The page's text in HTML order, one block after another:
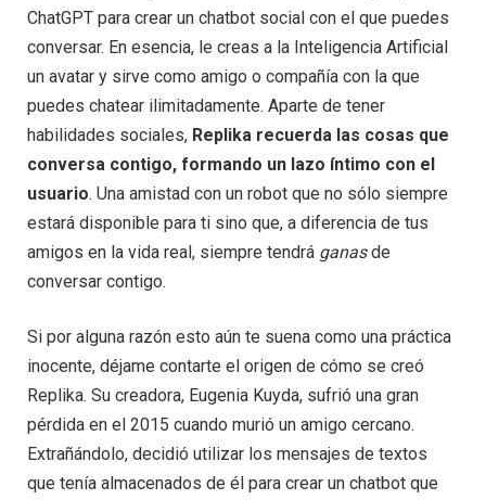
ChatGPT para crear un chatbot social con el que puedes
conversar. En esencia, le creas a la Inteligencia Artificial
un avatar y sirve como amigo o compañía con la que
puedes chatear ilimitadamente. Aparte de tener
habilidades sociales, Replika recuerda las cosas que
conversa contigo, formando un lazo íntimo con el
usuario. Una amistad con un robot que no sólo siempre
estará disponible para ti sino que, a diferencia de tus
amigos en la vida real, siempre tendrá ganasde
conversar contigo.
Si por alguna razón esto aún te suena como una práctica
inocente, déjame contarte el origen de cómo se creó
Replika. Su creadora, Eugenia Kuyda, sufrió una gran
pérdida en el 2015 cuando murió un amigo cercano.
Extrañándolo, decidió utilizar los mensajes de textos
que tenía almacenados de él para crear un chatbot que